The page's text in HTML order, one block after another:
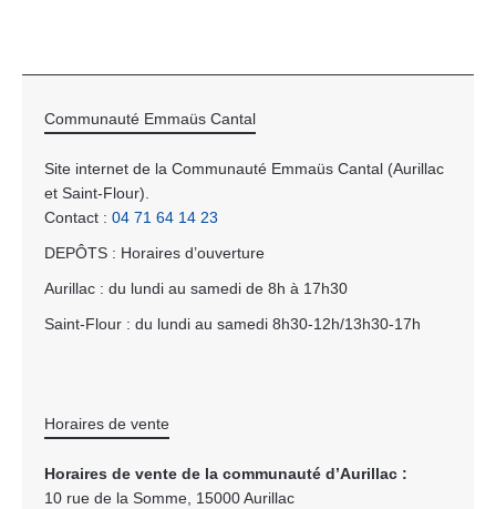
Communauté Emmaüs Cantal
Site internet de la Communauté Emmaüs Cantal (Aurillac
et Saint-Flour).
Contact : 04 71 64 14 23
DEPÔTS : Horaires d’ouverture
Aurillac : du lundi au samedi de 8h à 17h30
Saint-Flour : du lundi au samedi 8h30-12h/13h30-17h
Horaires de vente
Horaires de vente de la communauté d’Aurillac :
10 rue de la Somme, 15000 Aurillac